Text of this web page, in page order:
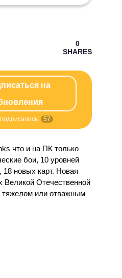
на
подписались: 57
что и на ПК только
бои, 10 уровней
18 новых карт. Новая
Великой Отечественной
тяжелом или отважным